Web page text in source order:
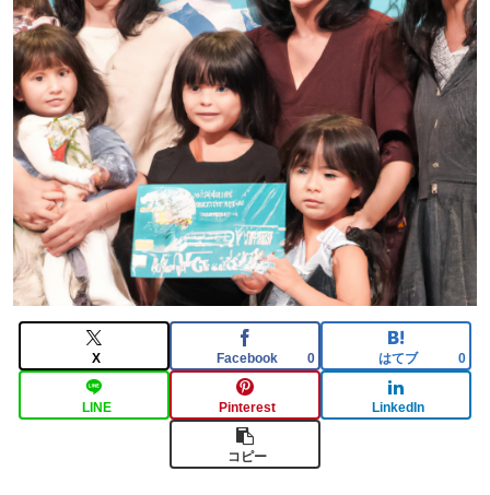
X Facebook 0 はてブ 0
LINE Pinterest LinkedIn
コピー